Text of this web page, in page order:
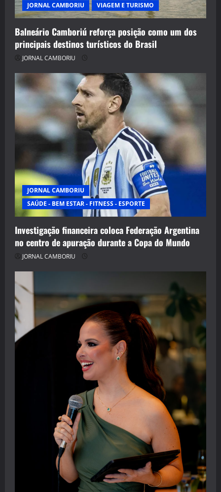
JORNAL CAMBORIU VIAGEM E TURISMO
Balneário Camboriú reforça posição como um dos
principais destinos turísticos do Brasil
JORNAL CAMBORIU
JORNAL CAMBORIU
SAÚDE - BEM ESTAR - FITNESS - ESPORTE
Investigação financeira coloca Federação Argentina
no centro de apuração durante a Copa do Mundo
JORNAL CAMBORIU